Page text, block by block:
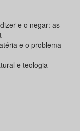
e o negar: as
e o problema
e teologia